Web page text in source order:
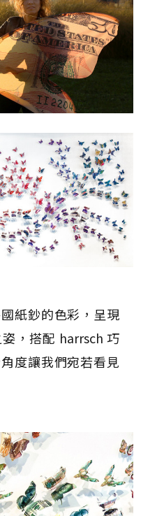
紙鈔的色彩，呈現
，搭配 harrsch 巧
度讓我們宛若看見